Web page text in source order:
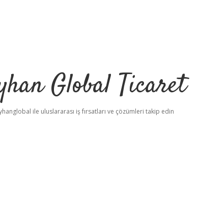
Global Ticaret
ile uluslararası iş fırsatları ve çözümleri takip edin